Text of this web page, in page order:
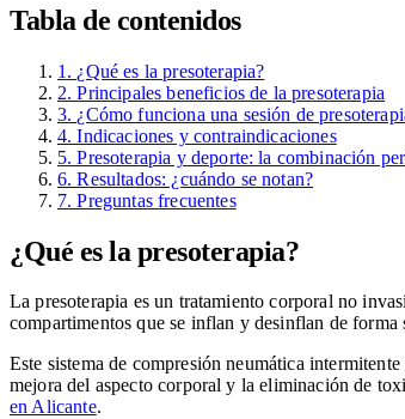
Tabla de contenidos
1. ¿Qué es la presoterapia?
2. Principales beneficios de la presoterapia
3. ¿Cómo funciona una sesión de
4. Indicaciones y contraindicaciones
5. Presoterapia y deporte: la combinación
6. Resultados: ¿cuándo se notan?
7. Preguntas frecuentes
¿Qué es la presoterapia?
La presoterapia es un tratamiento corporal no
compartimentos que se inflan y desinflan de forma
Este sistema de compresión neumática
mejora del aspecto corporal y la eliminación de
en Alicante.